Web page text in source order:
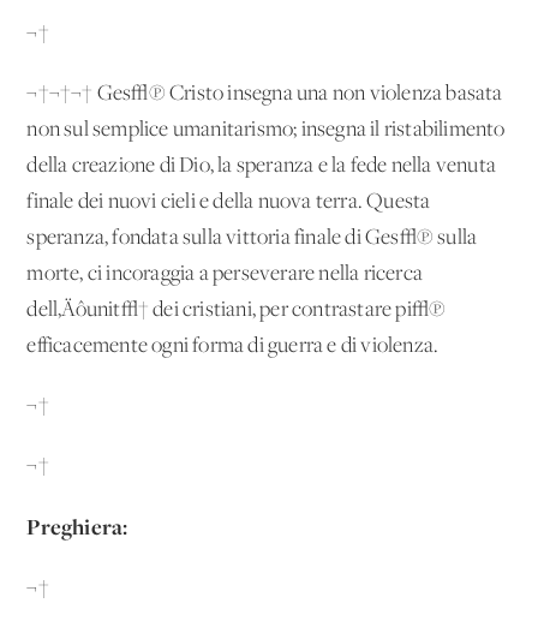
¬†
¬†¬†¬† Ges√π Cristo insegna una non violenza basata
non sul semplice umanitarismo; insegna il ristabilimento
della creazione di Dio, la speranza e la fede nella venuta
finale dei nuovi cieli e della nuova terra. Questa
speranza, fondata sulla vittoria finale di Ges√π sulla
morte, ci incoraggia a perseverare nella ricerca
dell‚Äôunit√† dei cristiani, per contrastare pi√π
efficacemente ogni forma di guerra e di violenza.
¬†
¬†
Preghiera:
¬†